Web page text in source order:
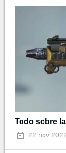
Todo sobre
22 nov 2022